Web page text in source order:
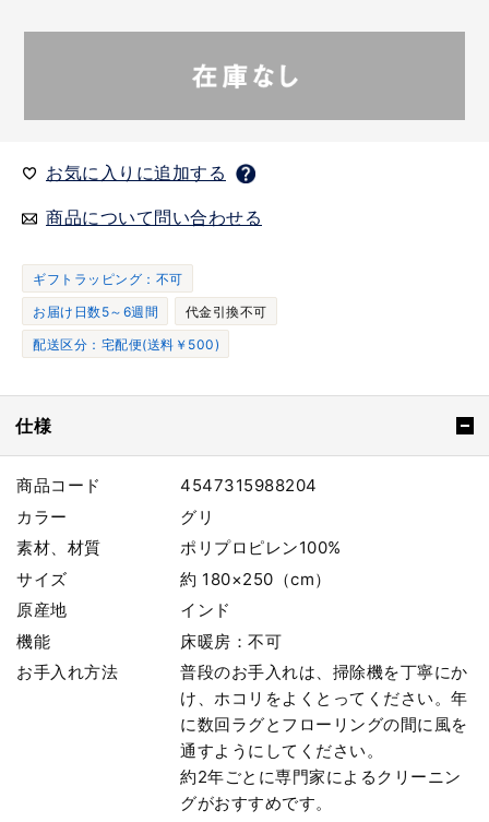
お気に入りに追加する
商品について問い合わせる
ギフトラッピング：不可
お届け日数5～6週間
代金引換不可
配送区分：宅配便(送料￥500)
仕様
商品コード
4547315988204
カラー
グリ
素材、材質
ポリプロピレン100%
サイズ
約 180×250（cm）
原産地
インド
機能
床暖房：不可
お手入れ方法
普段のお手入れは、掃除機を丁寧にか
け、ホコリをよくとってください。年
に数回ラグとフローリングの間に風を
通すようにしてください。
約2年ごとに専門家によるクリーニン
グがおすすめです。